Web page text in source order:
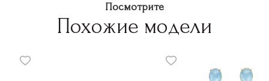
Посмотрите
Похожие модели